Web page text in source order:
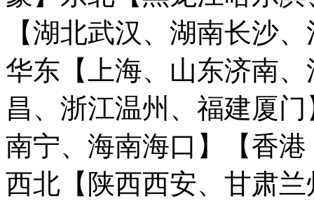
【湖北武汉、湖南长沙
华东【上海、山东济南
昌、浙江温州、福建厦门
南宁、海南海口】
【香
西北【陕西西安、甘肃